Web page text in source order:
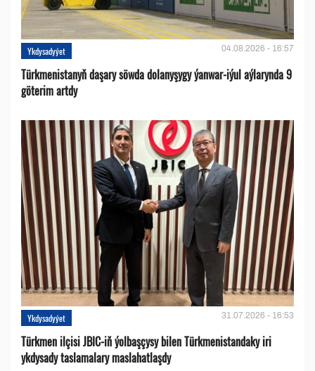
Ykdysadyýet 04.08.2026 - 16:57
Türkmenistanyň daşary söwda dolanyşygy ýanwar-iýul aýlarynda 9
göterim artdy
Ykdysadyýet 31.07.2026 - 16:53
Türkmen ilçisi JBIC-iň ýolbaşçysy bilen Türkmenistandaky iri
ykdysady taslamalary maslahatlaşdy